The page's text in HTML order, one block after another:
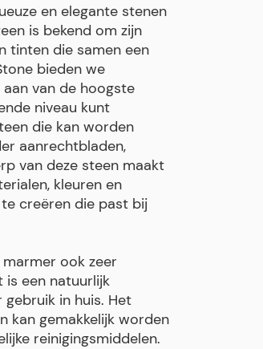
en elegante stenen
is bekend om zijn
tinten die samen een
bieden we
van de hoogste
niveau kunt
die kan worden
aanrechtbladen,
van deze steen maakt
kleuren en
creëren die past bij
ook zeer
is een natuurlijk
in huis. Het
kan gemakkelijk worden
reinigingsmiddelen.